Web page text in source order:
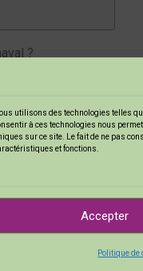
utilisons des technologies telles
à ces technologies nous
sur ce site. Le fait de ne pas
et fonctions.
Accepter
Politique de
?
peuvent se
! C’est une
des idées et voir
vous-même les
votre enfant. Wow,